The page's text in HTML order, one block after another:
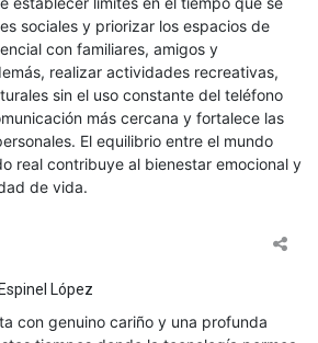
sociales y priorizar los espacios de
con familiares, amigos y
realizar actividades recreativas,
sin el uso constante del teléfono
más cercana y fortalece las
El equilibrio entre el mundo
real contribuye al bienestar emocional y
de vida.
López
con genuino cariño y una profunda